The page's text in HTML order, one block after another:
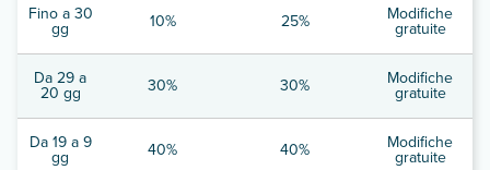
Fino a 30
gg 10% 25% Modifiche
gratuite
Da 29 a
20 gg 30% 30% Modifiche
gratuite
Da 19 a 9
gg 40% 40% Modifiche
gratuite